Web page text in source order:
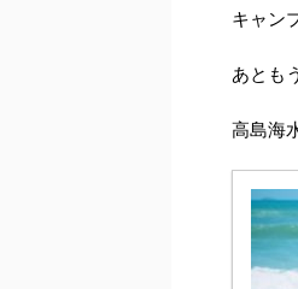
キャン
あとも
高島海